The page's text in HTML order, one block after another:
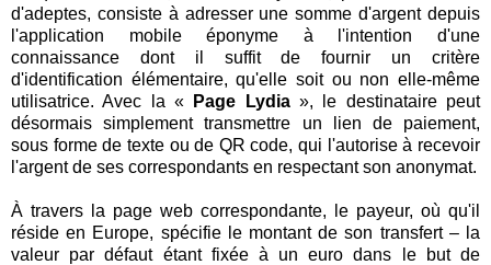
d'adeptes, consiste à adresser une somme d'argent depuis
l'application mobile éponyme à l'intention d'une
connaissance dont il suffit de fournir un critère
d'identification élémentaire, qu'elle soit ou non elle-même
utilisatrice. Avec la «
Page Lydia», le destinataire peut
désormais simplement transmettre un lien de paiement,
sous forme de texte ou de QR code, qui l'autorise à recevoir
l'argent de ses correspondants en respectant son anonymat.
À travers la page web correspondante, le payeur, où qu'il
réside en Europe, spécifie le montant de son transfert – la
valeur par défaut étant fixée à un euro dans le but de